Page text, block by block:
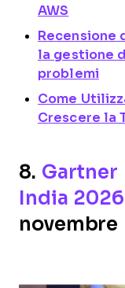
AWS
Recensione
la gestione
problemi
Come
Crescere la
8. Gartner
India 2026
novembre